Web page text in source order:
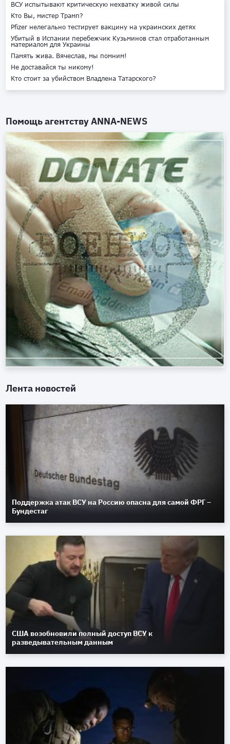
ВСУ испытывают критическую нехватку живой силы
Кто Вы, мистер Трамп?
Pfizer нелегально тестирует вакцину на украинских детях
Убитый в Испании перебежчик Кузьминов стал отработанным
материалом для Украины
Память жива. Вячеслав, мы помним!
Не доставайся ты никому!
Кто стоит за убийством Владлена Татарского?
Помощь агентствуANNA-NEWS
Лента новостей
Поддержка атак ВСУ на Россию опасна для самой ФРГ –
Бундестаг
США возобновили полный доступ ВСУ к
разведывательным данным